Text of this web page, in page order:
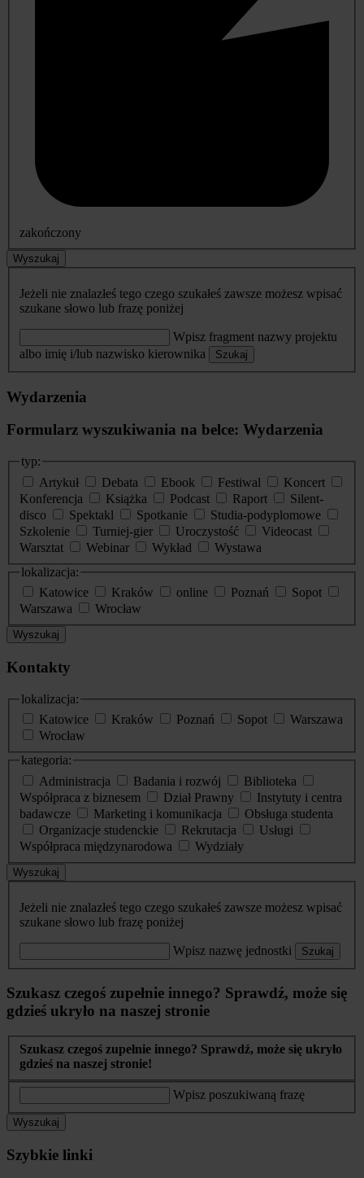
zakończony
Wyszukaj
Jeżeli nie znalazłeś tego czego szukałeś zawsze możesz wpisać
szukane słowo lub frazę poniżej
Wpisz fragment nazwy projektu
albo imię i/lub nazwisko kierownika
Szukaj
Wydarzenia
Formularz wyszukiwania na belce: Wydarzenia
typ:
Artykuł
Debata Ebook Festiwal
Koncert
Konferencja
Książka Podcast Raport
Silent-
disco
Spektakl Spotkanie
Studia-podyplomowe
Szkolenie
Turniej-gier Uroczystość
Videocast
Warsztat
Webinar Wykład
Wystawa
lokalizacja:
Katowice
Kraków online Poznań
Sopot
Warszawa
Wrocław
Wyszukaj
Kontakty
lokalizacja:
Katowice
Kraków Poznań Sopot
Warszawa
Wrocław
kategoria:
Administracja
Badania i rozwój
Biblioteka
Współpraca z biznesem
Dział Prawny
Instytuty i centra
badawcze
Marketing i komunikacja
Obsługa studenta
Organizacje studenckie
Rekrutacja
Usługi
Współpraca międzynarodowa
Wydziały
Wyszukaj
Jeżeli nie znalazłeś tego czego szukałeś zawsze możesz wpisać
szukane słowo lub frazę poniżej
Wpisz nazwę jednostki Szukaj
Szukasz czegoś zupełnie innego? Sprawdź, może się
gdzieś ukryło na naszej stronie
Szukasz czegoś zupełnie innego? Sprawdź, może się ukryło
gdzieś na naszej stronie!
Wpisz poszukiwaną frazę
Wyszukaj
Szybkie linki